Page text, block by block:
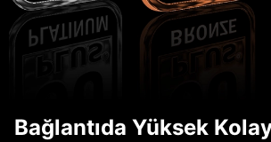
Bağlantıda Yüksek